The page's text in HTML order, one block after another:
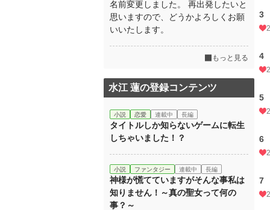
3
4
5
6
7
名前変更しました。 再出発したいと
思いますので、どうかよろしくお願
いいたします。
もっと見る
水江 蓮の登録コンテンツ
小説 恋愛 連載中 長編
タイトルしか知らないゲームに転生
しちゃいました！？
小説 ファンタジー 連載中 長編
神様が慌てていますがそんな事私は
知りません！～真の聖女って何の
事？～